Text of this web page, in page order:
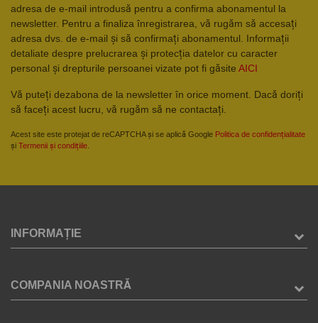
adresa de e-mail introdusă pentru a confirma abonamentul la
newsletter. Pentru a finaliza înregistrarea, vă rugăm să accesați
adresa dvs. de e-mail și să confirmați abonamentul. Informații
detaliate despre prelucrarea și protecția datelor cu caracter
personal și drepturile persoanei vizate pot fi găsite AICI
Vă puteți dezabona de la newsletter în orice moment. Dacă doriți
să faceți acest lucru, vă rugăm să ne contactați.
Acest site este protejat de reCAPTCHA și se aplică Google Politica de confidențialitate
și Termenii și condițiile
INFORMAȚIE
COMPANIA NOASTRĂ